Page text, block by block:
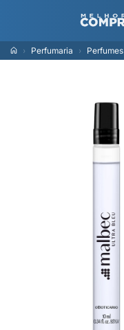
Perfumaria Perfumes